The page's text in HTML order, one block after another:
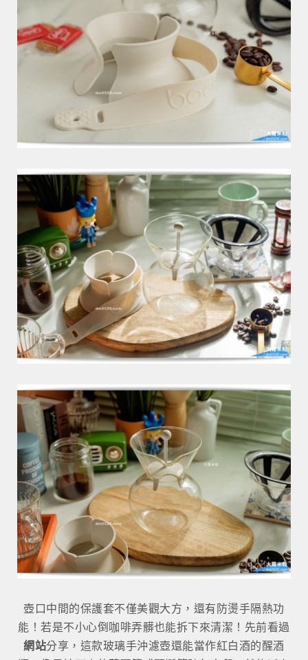
壺口中間的保護套不僅美觀大方，還有防燙手隔熱功
能！若是不小心倒咖啡弄髒也能拆下來清潔！先前看過
網站分享，這款玻璃手沖濾壺還能當作紅白酒的醒酒